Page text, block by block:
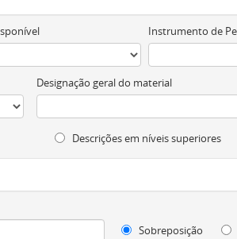
Instrumento de
Designação geral do material
Descrições em níveis superiores
Sobreposição